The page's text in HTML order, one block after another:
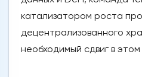
катализатором роста
децентрализованного
необходимый сдвиг в